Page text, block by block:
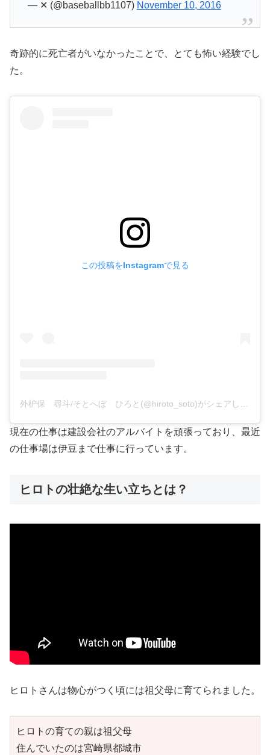
— ✕ (@baseballbb1107) November 10, 2016
奇跡的に死亡者がいなかったことで、とても怖い経験でし
た。
この投稿をInstagramで見る
現在の仕事は建設会社のアルバイトを頑張っており、最近
の仕事場は伊豆まで仕事に行っています。
ヒロトの壮絶な生い立ちとは？
ヒロトさんは物心がつく頃には祖父母に育てられました。
ヒロトの育ての親は祖父母
住んでいたのは宮崎県都城市